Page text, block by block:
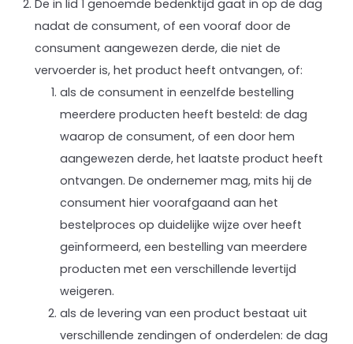
De in lid 1 genoemde bedenktijd gaat in op de dag
nadat de consument, of een vooraf door de
consument aangewezen derde, die niet de
vervoerder is, het product heeft ontvangen, of:
als de consument in eenzelfde bestelling
meerdere producten heeft besteld: de dag
waarop de consument, of een door hem
aangewezen derde, het laatste product heeft
ontvangen. De ondernemer mag, mits hij de
consument hier voorafgaand aan het
bestelproces op duidelijke wijze over heeft
geïnformeerd, een bestelling van meerdere
producten met een verschillende levertijd
weigeren.
als de levering van een product bestaat uit
verschillende zendingen of onderdelen: de dag